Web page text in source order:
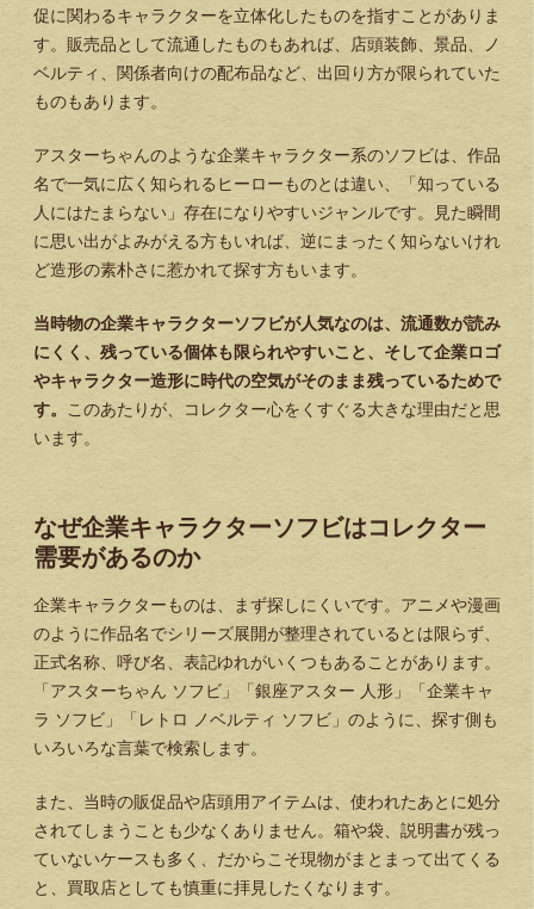
促に関わるキャラクターを立体化したものを指すことがありま
す。販売品として流通したものもあれば、店頭装飾、景品、ノ
ベルティ、関係者向けの配布品など、出回り方が限られていた
ものもあります。
アスターちゃんのような企業キャラクター系のソフビは、作品
名で一気に広く知られるヒーローものとは違い、「知っている
人にはたまらない」存在になりやすいジャンルです。見た瞬間
に思い出がよみがえる方もいれば、逆にまったく知らないけれ
ど造形の素朴さに惹かれて探す方もいます。
当時物の企業キャラクターソフビが人気なのは、流通数が読み
にくく、残っている個体も限られやすいこと、そして企業ロゴ
やキャラクター造形に時代の空気がそのまま残っているためで
す。 このあたりが、コレクター心をくすぐる大きな理由だと思
います。
なぜ企業キャラクターソフビはコレクター
需要があるのか
企業キャラクターものは、まず探しにくいです。アニメや漫画
のように作品名でシリーズ展開が整理されているとは限らず、
正式名称、呼び名、表記ゆれがいくつもあることがあります。
「アスターちゃん ソフビ」「銀座アスター 人形」「企業キャ
ラ ソフビ」「レトロ ノベルティ ソフビ」のように、探す側も
いろいろな言葉で検索します。
また、当時の販促品や店頭用アイテムは、使われたあとに処分
されてしまうことも少なくありません。箱や袋、説明書が残っ
ていないケースも多く、だからこそ現物がまとまって出てくる
と、買取店としても慎重に拝見したくなります。